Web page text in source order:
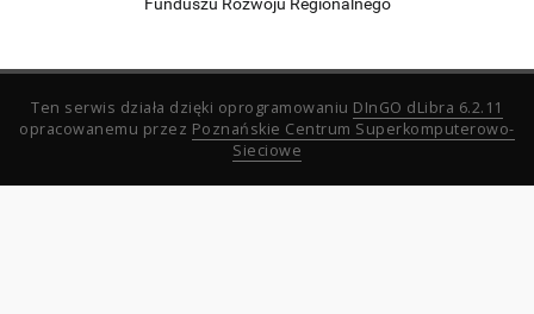
Ten serwis działa dzięki oprogramowaniu DInGO dLibra 6.2.11
opracowanemu przez Poznańskie Centrum Superkomputerowo-
Sieciowe